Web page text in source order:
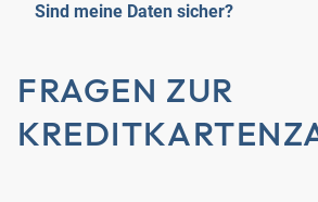
Sind meine Daten sicher?
FRAGEN ZUR